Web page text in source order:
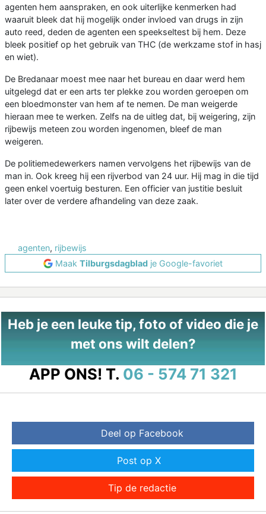
agenten hem aanspraken, en ook uiterlijke kenmerken had
waaruit bleek dat hij mogelijk onder invloed van drugs in zijn
auto reed, deden de agenten een speekseltest bij hem. Deze
bleek positief op het gebruik van THC (de werkzame stof in hasj
en wiet).
De Bredanaar moest mee naar het bureau en daar werd hem
uitgelegd dat er een arts ter plekke zou worden geroepen om
een bloedmonster van hem af te nemen. De man weigerde
hieraan mee te werken. Zelfs na de uitleg dat, bij weigering, zijn
rijbewijs meteen zou worden ingenomen, bleef de man
weigeren.
De politiemedewerkers namen vervolgens het rijbewijs van de
man in. Ook kreeg hij een rijverbod van 24 uur. Hij mag in die tijd
geen enkel voertuig besturen. Een officier van justitie besluit
later over de verdere afhandeling van deze zaak.
agenten, rijbewijs
Maak Tilburgsdagblad je Google-favoriet
Heb je een leuke tip, foto of video die je
met ons wilt delen?
APP ONS! T. 06 - 574 71 321
Deel op Facebook
Post op X
Tip de redactie